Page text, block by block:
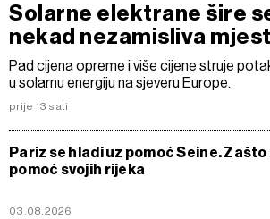
Solarne elektrane šire
nekad nezamisliva
Pad cijena opreme i više cijene struje
u solarnu energiju na sjeveru Europe.
prije 13 sati
Pariz se hladi uz pomoć Seine. Zašto
pomoć svojih rijeka
03.08.2026